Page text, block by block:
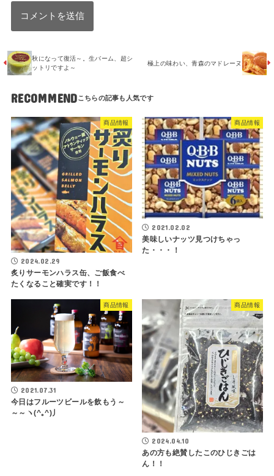
秋になって復活～。生バーム、超シ
ットリですよ～
極上の味わい、青森のマドレーヌ
RECOMMEND
商品情報
2024.02.29
炙りサーモンハラス缶、ご飯食べ
たくなること確実です！！
商品情報
2021.02.02
美味しいナッツ見つけちゃっ
た・・・！
商品情報
2021.07.31
今日はフルーツビールを飲もう～
～～ヽ(^｡^)丿
商品情報
2024.04.10
あの方も絶賛したこのひじきごは
ん！！